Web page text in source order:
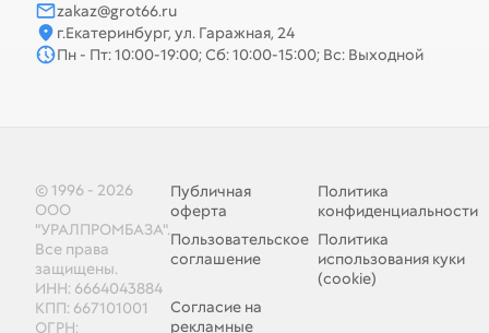
zakaz@grot66.ru
г.Екатеринбург, ул. Гаражная, 24
Пн - Пт: 10:00-19:00; Сб: 10:00-15:00; Вс: Выходной
© 1996 - 2026
ООО
"УРАЛПРОМБАЗА".
Все права
защищены.
ИНН: 6664043884
КПП: 667101001
ОГРН:
Публичная
оферта
Политика
конфиденциальности
Пользовательское
соглашение
Политика
использования куки
(cookie)
Согласие на
рекламные